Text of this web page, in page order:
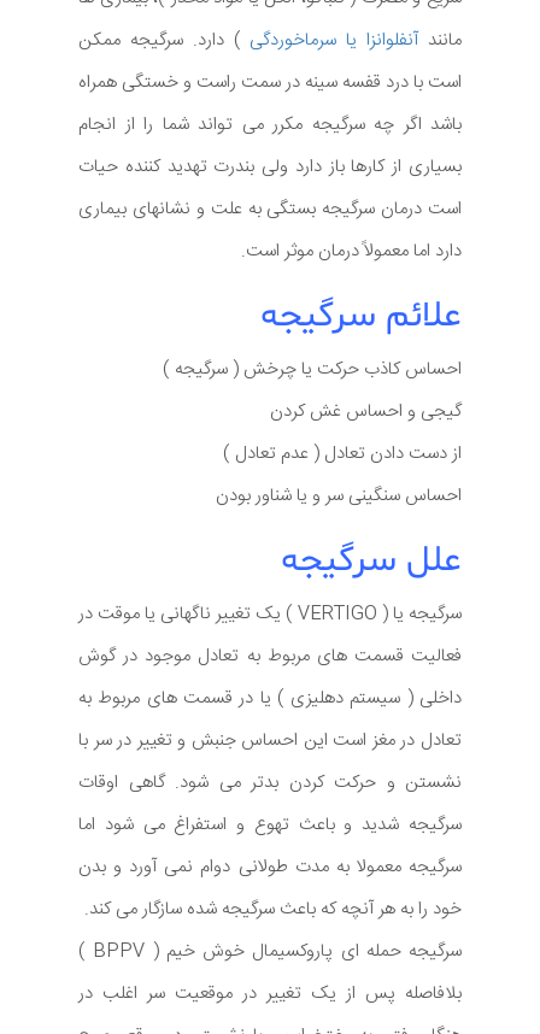
مانندآنفلوانزا یا سرماخوردگی ) دارد. سرگیجه ممکن
است با درد قفسه سینه در سمت راست و خستگی همراه
باشد اگر چه سرگیجه مکرر می تواند شما را از انجام
بسیاری از کارها باز دارد ولی بندرت تهدید کننده حیات
است درمان سرگیجه بستگی به علت و نشانهای بیماری
دارد اما معمولاً درمان موثر است.
علائم سرگیجه
احساس کاذب حرکت یا چرخش ( سرگیجه )
گیجی و احساس غش کردن
از دست دادن تعادل ( عدم تعادل )
احساس سنگینی سر و یا شناور بودن
علل سرگیجه
سرگیجه یا ( VERTIGO ) یک تغییر ناگهانی یا موقت در
فعالیت قسمت های مربوط به تعادل موجود در گوش
داخلی ( سیستم دهلیزی ) یا در قسمت های مربوط به
تعادل در مغز است این احساس جنبش و تغییر در سر با
نشستن و حرکت کردن بدتر می شود. گاهی اوقات
سرگیجه شدید و باعث تهوع و استفراغ می شود اما
سرگیجه معمولا به مدت طولانی دوام نمی آورد و بدن
خود را به هر آنچه که باعث سرگیجه شده سازگار می کند.
سرگیجه حمله ای پاروکسیمال خوش خیم ( BPPV )
بلافاصله پس از یک تغییر در موقعیت سر اغلب در